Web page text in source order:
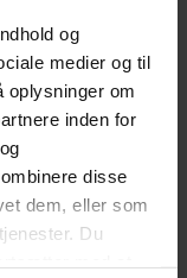
og
medier og til
oplysninger om
inden for
disse
dem, eller som
Du